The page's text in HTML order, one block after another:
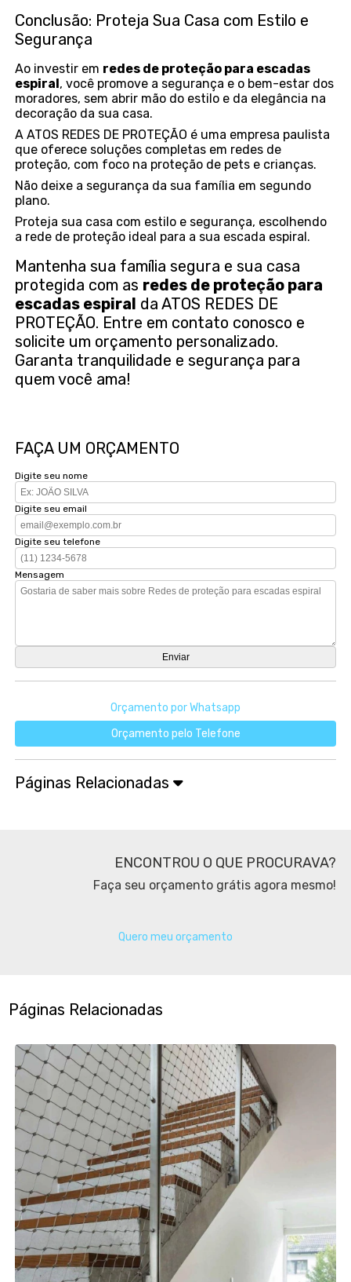
Conclusão: Proteja Sua Casa com Estilo e
Segurança
Ao investir em redes de proteção para escadas
espiral, você promove a segurança e o bem-estar dos
moradores, sem abrir mão do estilo e da elegância na
decoração da sua casa.
A ATOS REDES DE PROTEÇÃO é uma empresa paulista
que oferece soluções completas em redes de
proteção, com foco na proteção de pets e crianças.
Não deixe a segurança da sua família em segundo
plano.
Proteja sua casa com estilo e segurança, escolhendo
a rede de proteção ideal para a sua escada espiral.
Mantenha sua família segura e sua casa
protegida com as redes de proteção para
escadas espiral da ATOS REDES DE
PROTEÇÃO. Entre em contato conosco e
solicite um orçamento personalizado.
Garanta tranquilidade e segurança para
quem você ama!
FAÇA UM ORÇAMENTO
Digite seu nome
Digite seu email
Digite seu telefone
Mensagem
Orçamento por Whatsapp
Orçamento pelo Telefone
Páginas Relacionadas
ENCONTROU O QUE PROCURAVA?
Faça seu orçamento grátis agora mesmo!
Quero meu orçamento
Páginas Relacionadas